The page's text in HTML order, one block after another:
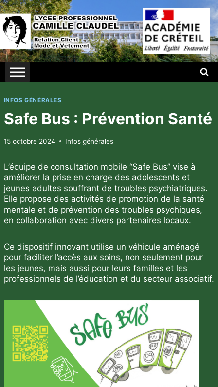
Aller
au
contenu
INFOS GÉNÉRALES
Safe Bus : Prévention Santé
15 octobre 2024 Infos générales
L’équipe de consultation mobile “Safe Bus” vise à
améliorer la prise en charge des adolescents et
jeunes adultes souffrant de troubles psychiatriques.
Elle propose des activités de promotion de la santé
mentale et de prévention des troubles psychiques,
en collaboration avec divers partenaires locaux.
Ce dispositif innovant utilise un véhicule aménagé
pour faciliter l’accès aux soins, non seulement pour
les jeunes, mais aussi pour leurs familles et les
professionnels de l’éducation et du secteur associatif.